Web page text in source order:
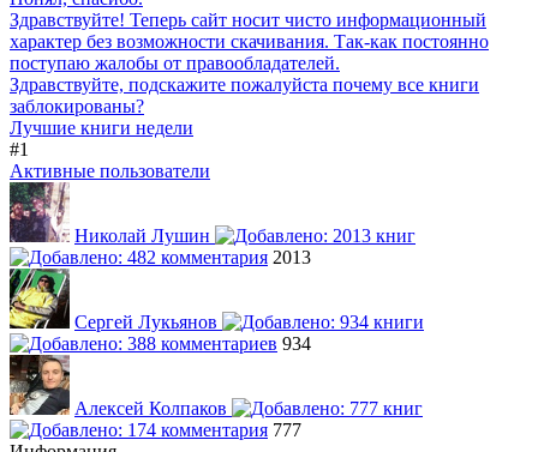
Здравствуйте! Теперь сайт носит чисто информационный
характер без возможности скачивания. Так-как постоянно
поступаю жалобы от правообладателей.
Здравствуйте, подскажите пожалуйста почему все книги
заблокированы?
Лучшие книги недели
#1
Активные пользователи
Николай Лушин
2013
Сергей Лукьянов
934
Алексей Колпаков
777